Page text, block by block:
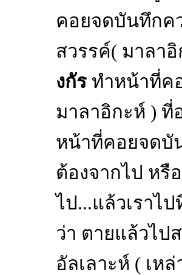
คอยจดบันทึกค
สวรรค์( มาลา
งกัร ทำหน้าที่ค
มาลาอิกะห์ )
หน้าที่คอยจดบั
ต้องจากไป หรื
ไป...แล้วเราไ
ว่า ตายแล้วไป
อัลเลาะห์ ( เห